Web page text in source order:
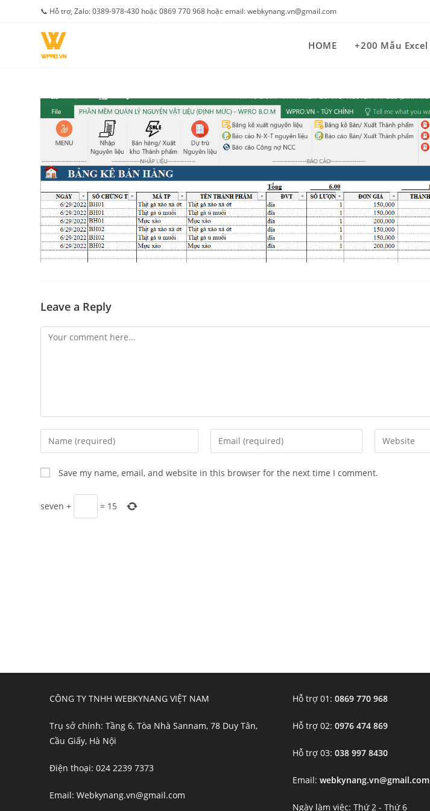
📞 Hỗ trợ, Zalo: 0389-978-430 hoặc 0869 770 968 hoặc email: webkynang.vn@gmail.com
HOME +200 Mẫu Excel
Leave a Reply
Comment
Enter
your
name
or
username
to
Enter
your
Enter
your
Save my name, email, and website in this browser for the next time I comment.
seven + = 15
CÔNG TY TNHH WEBKYNANG VIỆT NAM
Trụ sở chính: Tầng 6, Tòa Nhà Sannam, 78 Duy Tân,
Cầu Giấy, Hà Nội
Điện thoại: 024 2239 7373
Email: Webkynang.vn@gmail.com
Hỗ trợ 01:0869 770 968
Hỗ trợ 02:0976 474 869
Hỗ trợ 03:038 997 8430
Email:webkynang.vn@gmail.com
Ngày làm việc: Thứ 2 - Thứ 6